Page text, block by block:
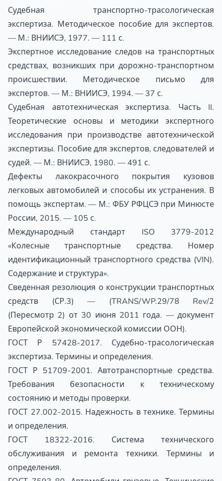
Судебная транспортно-трасологическая
экспертиза. Методическое пособие для экспертов.
— М.: ВНИИСЭ, 1977. — 111 с.
Экспертное исследование следов на транспортных
средствах, возникших при дорожно-транспортном
происшествии. Методическое письмо для
экспертов. — М.: ВНИИСЭ, 1994. — 37 с.
Судебная автотехническая экспертиза. Часть II.
Теоретические основы и методики экспертного
исследования при производстве автотехнической
экспертизы. Пособие для экспертов, следователей и
судей. — М.: ВНИИСЭ, 1980. — 491 с.
Дефекты лакокрасочного покрытия кузовов
легковых автомобилей и способы их устранения. В
помощь экспертам. — М.: ФБУ РФЦСЭ при Минюсте
России, 2015. — 105 с.
Международный стандарт ISO 3779-2012
«Колесные транспортные средства. Номер
идентификационный транспортного средства (VIN).
Содержание и структура».
Сведенная резолюция о конструкции транспортных
средств (СР.3) — (TRANS/WP.29/78 Rev/2
(Пересмотр 2) от 30 июня 2011 года. — документ
Европейской экономической комиссии ООН).
ГОСТ Р 57428-2017. Судебно-трасологическая
экспертиза. Термины и определения.
ГОСТ Р 51709-2001. Автотранспортные средства.
Требования безопасности к техническому
состоянию и методы проверки.
ГОСТ 27.002-2015. Надежность в технике. Термины
и определения.
ГОСТ 18322-2016. Система технического
обслуживания и ремонта техники. Термины и
определения.